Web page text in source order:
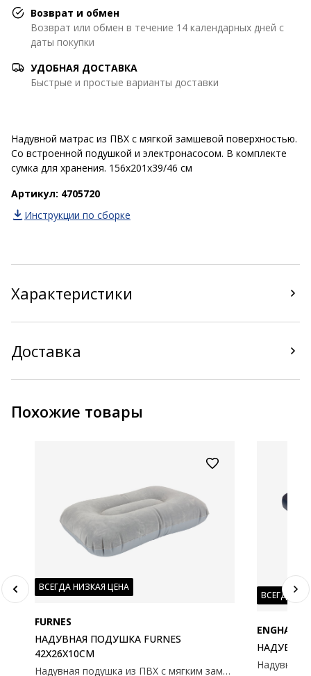
Возврат и обмен
Возврат или обмен в течение 14 календарных дней с
даты покупки
УДОБНАЯ ДОСТАВКА
Быстрые и простые варианты доставки
Надувной матрас из ПВХ с мягкой замшевой поверхностью.
Со встроенной подушкой и электронасосом. В комплекте
сумка для хранения. 156x201x39/46 см
Артикул: 4705720
Инструкции по сборке
Характеристики
Доставка
Похожие товары
ВСЕГДА НИЗКАЯ ЦЕНА
FURNES
НАДУВНАЯ ПОДУШКА FURNES
42X26X10СМ
Надувная подушка из ПВХ с мягким замшевым чехлом. 42x26x10 cv
ВСЕГДА
ENGHAVE
НАДУВНОЙ